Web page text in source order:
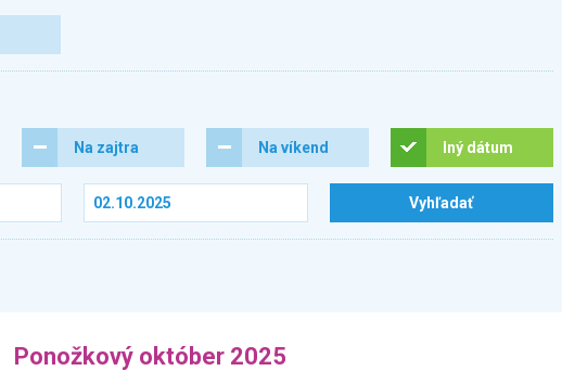
Na zajtra Na víkend Iný dátum
Ponožkový október 2025